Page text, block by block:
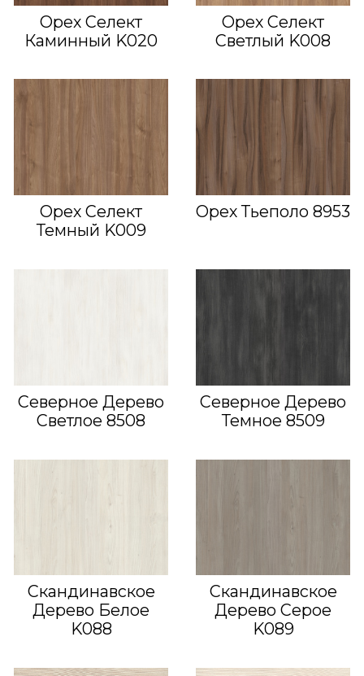
Орех Селект
Каминный K020
Орех Селект
Светлый K008
Орех Селект
Темный K009
Орех Тьеполо 8953
Северное Дерево
Светлое 8508
Северное Дерево
Темное 8509
Скандинавское
Дерево Белое
K088
Скандинавское
Дерево Серое
K089